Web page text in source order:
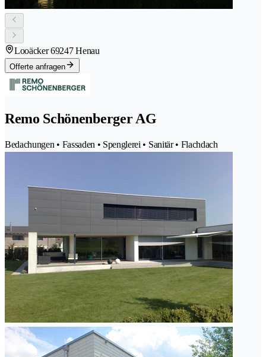
Looäcker 69247 Henau
Offerte anfragen
Remo Schönenberger AG
Bedachungen • Fassaden • Spenglerei • Sanitär • Flachdach